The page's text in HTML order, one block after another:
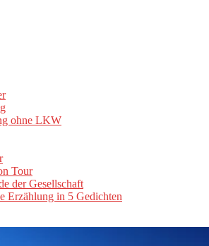
ohne LKW
Tour
der Gesellschaft
Erzählung in 5 Gedichten